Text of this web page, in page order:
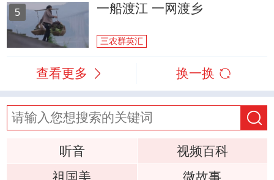
5 一船渡江 一网渡乡
三农群英汇
查看更多 换一换
听音
视频百科
祖国美
微故事